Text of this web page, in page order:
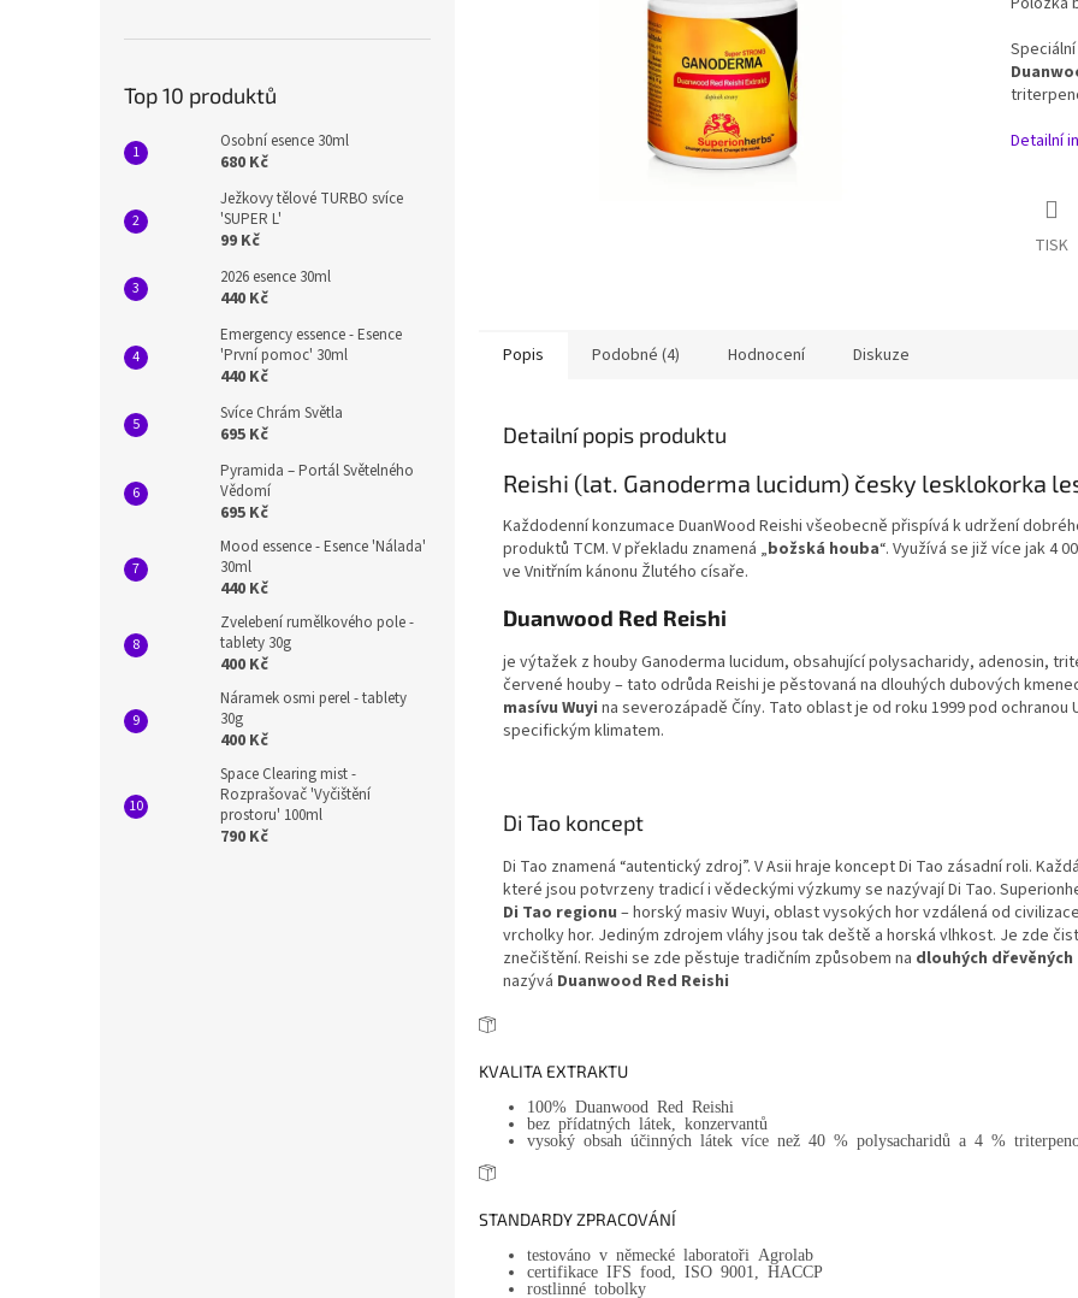
Top 10 produktů
Osobní esence 30ml
680 Kč
Ježkovy tělové TURBO svíce
'SUPER L'
99 Kč
2026 esence 30ml
440 Kč
Emergency essence - Esence
'První pomoc' 30ml
440 Kč
Svíce Chrám Světla
695 Kč
Pyramida – Portál Světelného
Vědomí
695 Kč
Mood essence - Esence 'Nálada'
30ml
440 Kč
Zvelebení rumělkového pole -
tablety 30g
400 Kč
Náramek osmi perel - tablety
30g
400 Kč
Space Clearing mist -
Rozprašovač 'Vyčištění
prostoru' 100ml
790 Kč
Detailní
TISK
Popis Podobné (4) Hodnocení Diskuze
Detailní popis produktu
Reishi (lat. Ganoderma lucidum) česky lesklokorka
Každodenní konzumace DuanWood Reishi všeobecně přispívá k udržení
produktů TCM. V překladu znamená „božská houba“. Využívá se již více jak 4
ve Vnitřním kánonu Žlutého císaře.
Duanwood Red Reishi
je výtažek z houby Ganoderma lucidum, obsahující polysacharidy, adenosin,
červené houby – tato odrůda Reishi je pěstovaná na dlouhých dubových
masívu Wuyi na severozápadě Číny. Tato oblast je od roku 1999 pod ochranou
specifickým klimatem.
Di Tao koncept
Di Tao znamená “autentický zdroj”. V Asii hraje koncept Di Tao zásadní roli.
které jsou potvrzeny tradicí i vědeckými výzkumy se nazývají Di Tao.
Di Tao regionu – horský masiv Wuyi, oblast vysokých hor vzdálená od
vrcholky hor. Jediným zdrojem vláhy jsou tak deště a horská vlhkost. Je zde
znečištění. Reishi se zde pěstuje tradičním způsobem na dlouhých dřevěných
nazývá Duanwood Red Reishi
KVALITA EXTRAKTU
100% Duanwood Red Reishi
bez přídatných látek, konzervantů
vysoký obsah účinných látek více než 40 % polysacharidů a 4 %
STANDARDY ZPRACOVÁNÍ
testováno v německé laboratoři Agrolab
certifikace IFS food, ISO 9001, HACCP
rostlinné tobolky